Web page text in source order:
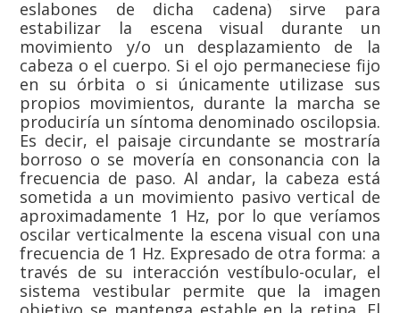
eslabones de dicha cadena) sirve para
estabilizar la escena visual durante un
movimiento y/o un desplazamiento de la
cabeza o el cuerpo. Si el ojo permaneciese fijo
en su órbita o si únicamente utilizase sus
propios movimientos, durante la marcha se
produciría un síntoma denominado oscilopsia.
Es decir, el paisaje circundante se mostraría
borroso o se movería en consonancia con la
frecuencia de paso. Al andar, la cabeza está
sometida a un movimiento pasivo vertical de
aproximadamente 1 Hz, por lo que veríamos
oscilar verticalmente la escena visual con una
frecuencia de 1 Hz. Expresado de otra forma: a
través de su interacción vestíbulo-ocular, el
sistema vestibular permite que la imagen